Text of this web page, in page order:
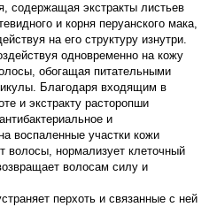
содержащая экстракты листьев
и корня перуанского мака,
на его структуру изнутри.
одновременно на кожу
обогащая питательными
Благодаря входящим в
и экстракту расторопши
и
воспаленные участки кожи
волосы, нормализует клеточный
волосам силу и
перхоть и связанные с ней